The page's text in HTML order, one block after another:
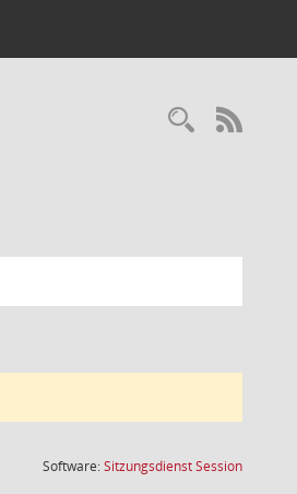
Software:SitzungsdienstSession(Wird in